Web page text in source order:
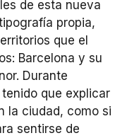
de esta nueva
propia,
que el
Barcelona y su
Durante
que explicar
la ciudad, como si
sentirse de